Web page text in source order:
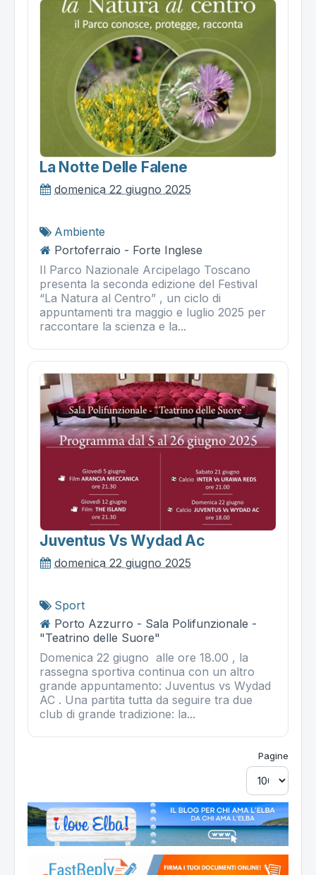
La Notte Delle Falene
domenica 22 giugno 2025
Ambiente
Portoferraio - Forte Inglese
Il Parco Nazionale Arcipelago Toscano
presenta la seconda edizione del Festival
“La Natura al Centro” , un ciclo di
appuntamenti tra maggio e luglio 2025 per
raccontare la scienza e la...
Juventus Vs Wydad Ac
domenica 22 giugno 2025
Sport
Porto Azzurro - Sala Polifunzionale -
"Teatrino delle Suore"
Domenica 22 giugno alle ore 18.00 , la
rassegna sportiva continua con un altro
grande appuntamento: Juventus vs Wydad
AC . Una partita tutta da seguire tra due
club di grande tradizione: la...
Pagine